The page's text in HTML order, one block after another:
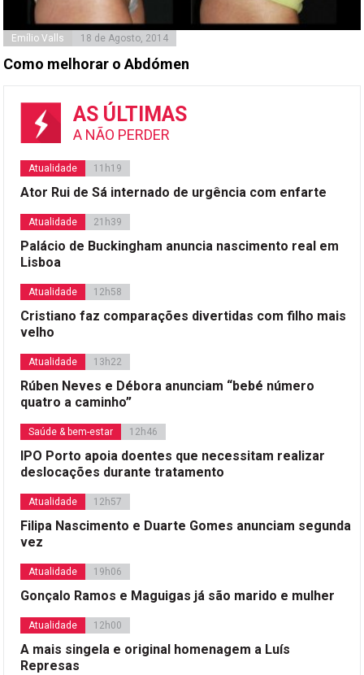
Emílio Valls 18 de Agosto, 2014
Como melhorar o Abdómen
AS ÚLTIMAS
A NÃO PERDER
Atualidade 11h19
Ator Rui de Sá internado de urgência com enfarte
Atualidade 21h39
Palácio de Buckingham anuncia nascimento real em
Lisboa
Atualidade 12h58
Cristiano faz comparações divertidas com filho mais
velho
Atualidade 13h22
Rúben Neves e Débora anunciam “bebé número
quatro a caminho”
Saúde & bem-estar 12h46
IPO Porto apoia doentes que necessitam realizar
deslocações durante tratamento
Atualidade 12h57
Filipa Nascimento e Duarte Gomes anunciam segunda
vez
Atualidade 19h06
Gonçalo Ramos e Maguigas já são marido e mulher
Atualidade 12h00
A mais singela e original homenagem a Luís
Represas